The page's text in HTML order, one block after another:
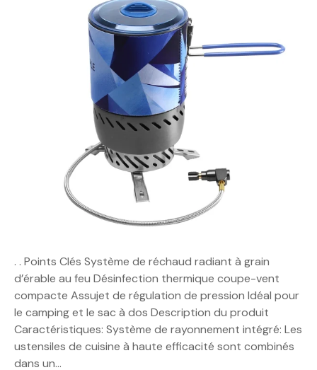
. . Points Clés Système de réchaud radiant à grain
d’érable au feu Désinfection thermique coupe-vent
compacte Assujet de régulation de pression Idéal pour
le camping et le sac à dos Description du produit
Caractéristiques: Système de rayonnement intégré: Les
ustensiles de cuisine à haute efficacité sont combinés
dans un…